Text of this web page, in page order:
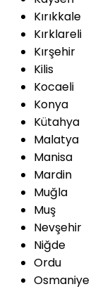
Kırıkkale
Kırklareli
Kırşehir
Kilis
Kocaeli
Konya
Kütahya
Malatya
Manisa
Mardin
Muğla
Muş
Nevşehir
Niğde
Ordu
Osmaniye